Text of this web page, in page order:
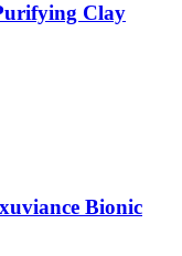
Clay
Bionic